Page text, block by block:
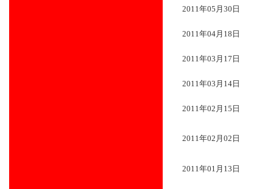
2011年05月30日
2011年04月18日
2011年03月17日
2011年03月14日
2011年02月15日
2011年02月02日
2011年01月13日